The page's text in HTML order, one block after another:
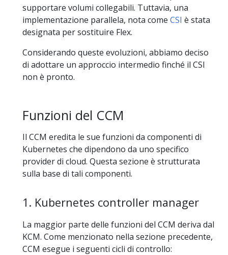
supportare volumi collegabili. Tuttavia, una
implementazione parallela, nota come CSI è stata
designata per sostituire Flex.
Considerando queste evoluzioni, abbiamo deciso
di adottare un approccio intermedio finché il CSI
non è pronto.
Funzioni del CCM
Il CCM eredita le sue funzioni da componenti di
Kubernetes che dipendono da uno specifico
provider di cloud. Questa sezione è strutturata
sulla base di tali componenti.
1. Kubernetes controller manager
La maggior parte delle funzioni del CCM deriva dal
KCM. Come menzionato nella sezione precedente,
CCM esegue i seguenti cicli di controllo: